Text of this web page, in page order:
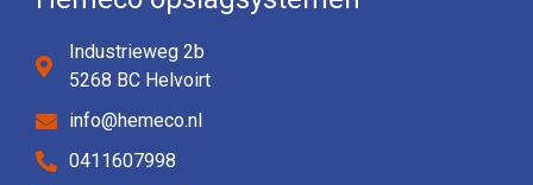
Industrieweg 2b
5268 BC Helvoirt
info@hemeco.nl
0411607998